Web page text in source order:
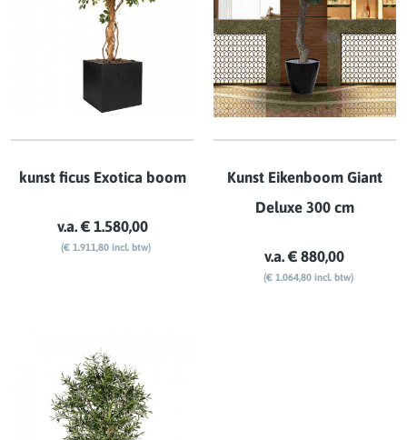
kunst ficus Exotica boom
v.a. € 1.580,00
(€ 1.911,80 incl. btw)
Kunst Eikenboom Giant
Deluxe 300 cm
v.a. € 880,00
(€ 1.064,80 incl. btw)